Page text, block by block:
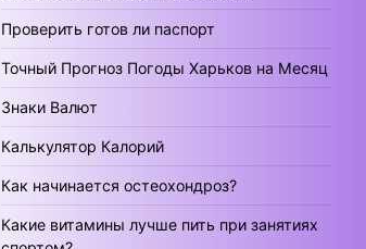
Проверить готов ли паспорт
Точный Прогноз Погоды Харьков на Месяц
Знаки Валют
Калькулятор Калорий
Как начинается остеохондроз?
Какие витамины лучше пить при занятиях